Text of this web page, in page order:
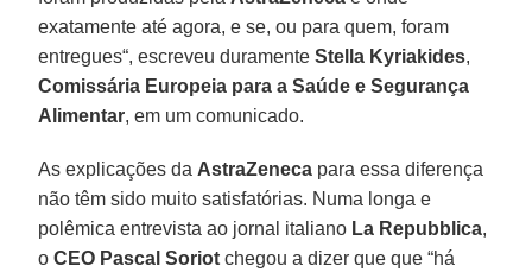
exatamente até agora, e se, ou para quem, foram
entregues“, escreveu duramenteStella Kyriakides,
Comissária Europeia para a Saúde e Segurança
Alimentar, em um comunicado.
As explicações da AstraZeneca para essa diferença
não têm sido muito satisfatórias. Numa longa e
polêmica entrevista ao jornal italiano La Repubblica,
oCEO Pascal Soriot chegou a dizer que que “há